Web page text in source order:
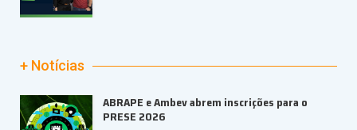
+ Notícias
ABRAPE e Ambev abrem inscrições para o
PRESE 2026